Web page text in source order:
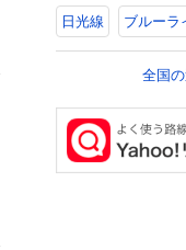
日光線 ブルーラ
全国